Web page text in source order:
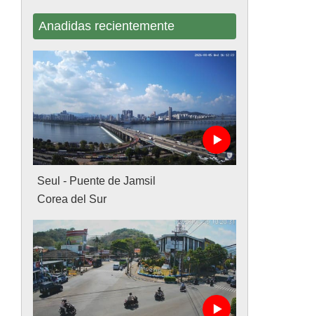
Anadidas recientemente
Seul - Puente de Jamsil
Corea del Sur